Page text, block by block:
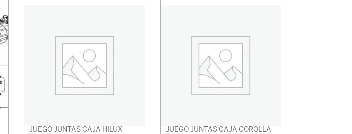
JUEGO JUNTAS CAJA HILUX
JUEGO JUNTAS CAJA COROLLA